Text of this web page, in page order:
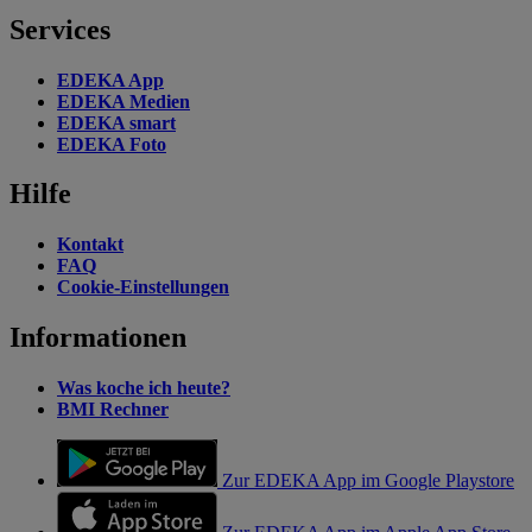
Services
EDEKA App
EDEKA Medien
EDEKA smart
EDEKA Foto
Hilfe
Kontakt
FAQ
Cookie-Einstellungen
Informationen
Was koche ich heute?
BMI Rechner
Zur EDEKA App im Google Playstore